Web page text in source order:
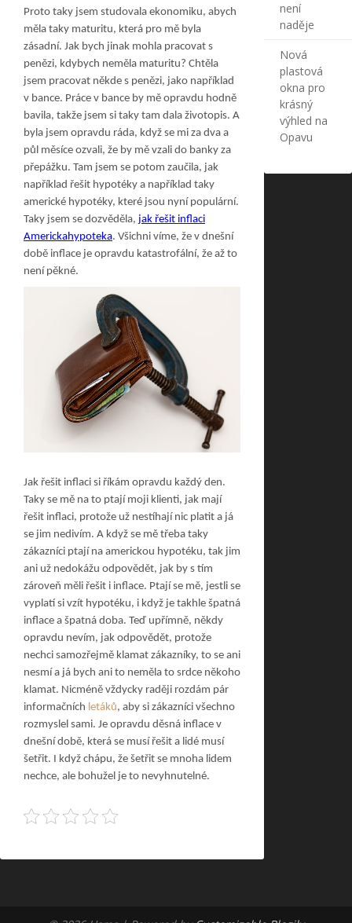
Proto taky jsem studovala ekonomiku, abych
měla taky maturitu, která pro mě byla
zásadní. Jak bych jinak mohla pracovat s
penězi, kdybych neměla maturitu? Chtěla
jsem pracovat někde s penězi, jako například
v bance. Práce v bance by mě opravdu hodně
bavila, takže jsem si taky tam dala životopis. A
byla jsem opravdu ráda, když se mi za dva a
půl měsíce ozvali, že by mě vzali do banky za
přepážku. Tam jsem se potom zaučila, jak
například řešit hypotéky a například taky
americké hypotéky, které jsou nyní populární.
Taky jsem se dozvěděla, jak řešit inflaci
Americkahypoteka. Všichni víme, že v dnešní
době inflace je opravdu katastrofální, že až to
není pěkné.
Jak řešit inflaci si říkám opravdu každý den.
Taky se mě na to ptají moji klienti, jak mají
řešit inflaci, protože už nestíhají nic platit a já
se jim nedivím. A když se mě třeba taky
zákazníci ptají na americkou hypotéku, tak jim
ani už nedokážu odpovědět, jak by s tím
zároveň měli řešit i inflace. Ptají se mě, jestli se
vyplatí si vzít hypotéku, i když je takhle špatná
inflace a špatná doba. Teď upřímně, někdy
opravdu nevím, jak odpovědět, protože
nechci samozřejmě klamat zákazníky, to se ani
nesmí a já bych ani to neměla to srdce někoho
klamat. Nicméně vždycky raději rozdám pár
informačních letáků, aby si zákazníci všechno
rozmyslel sami. Je opravdu děsná inflace v
dnešní době, která se musí řešit a lidé musí
šetřit. I když chápu, že šetřit se mnoha lidem
nechce, ale bohužel je to nevyhnutelné.
není
naděje
Nová
plastová
okna pro
krásný
výhled na
Opavu